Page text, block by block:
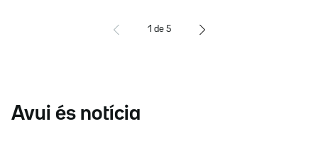
1 de 5
Avui és notícia